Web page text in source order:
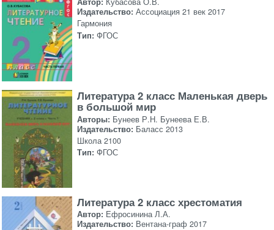
Издательство: Ассоциация 21 век 2017
Гармония
Тип: ФГОС
Литература 2 класс Маленькая дверь
в большой мир
Авторы: Бунеев Р.Н. Бунеева Е.В.
Издательство: Баласс 2013
Школа 2100
Тип: ФГОС
Литература 2 класс хрестоматия
Автор: Ефросинина Л.А.
Издательство: Вентана-граф 2017